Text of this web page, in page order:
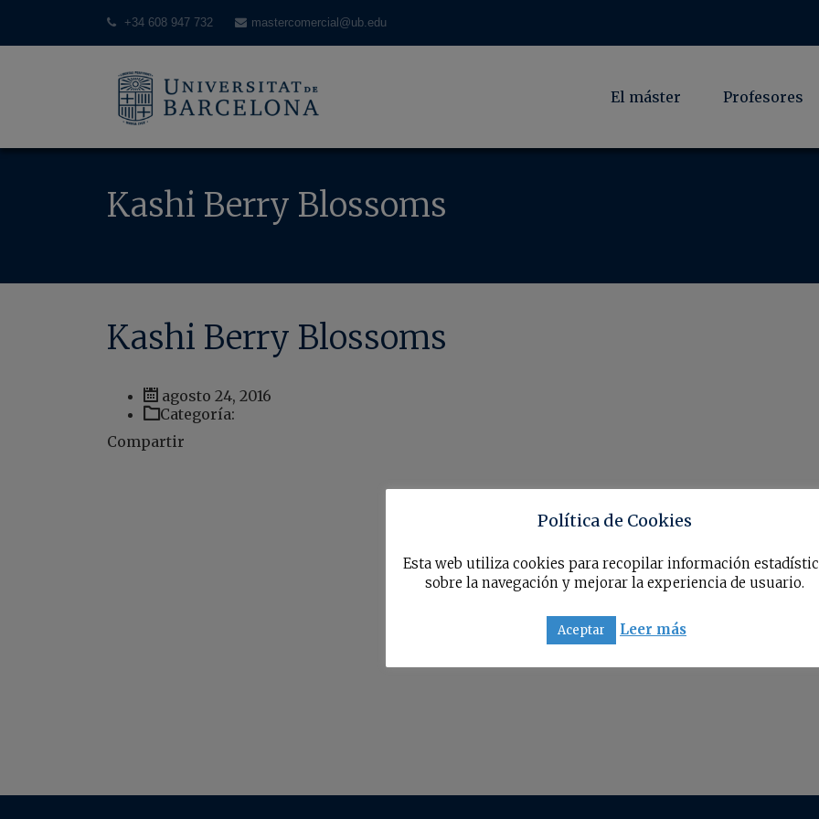
+34 608 947 732 mastercomercial@ub.edu
El máster Profesores
Kashi Berry Blossoms
Kashi Berry Blossoms
agosto 24, 2016
Categoría:
Compartir
Política de Cookies
Esta web utiliza cookies para recopilar información
sobre la navegación y mejorar la experiencia de usuario.
Aceptar Leer más